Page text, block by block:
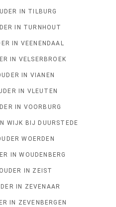
IN TILBURG
IN TURNHOUT
IN VEENENDAAL
IN VELSERBROEK
IN VIANEN
IN VLEUTEN
IN VOORBURG
WIJK BIJ DUURSTEDE
WOERDEN
IN WOUDENBERG
IN ZEIST
IN ZEVENAAR
IN ZEVENBERGEN